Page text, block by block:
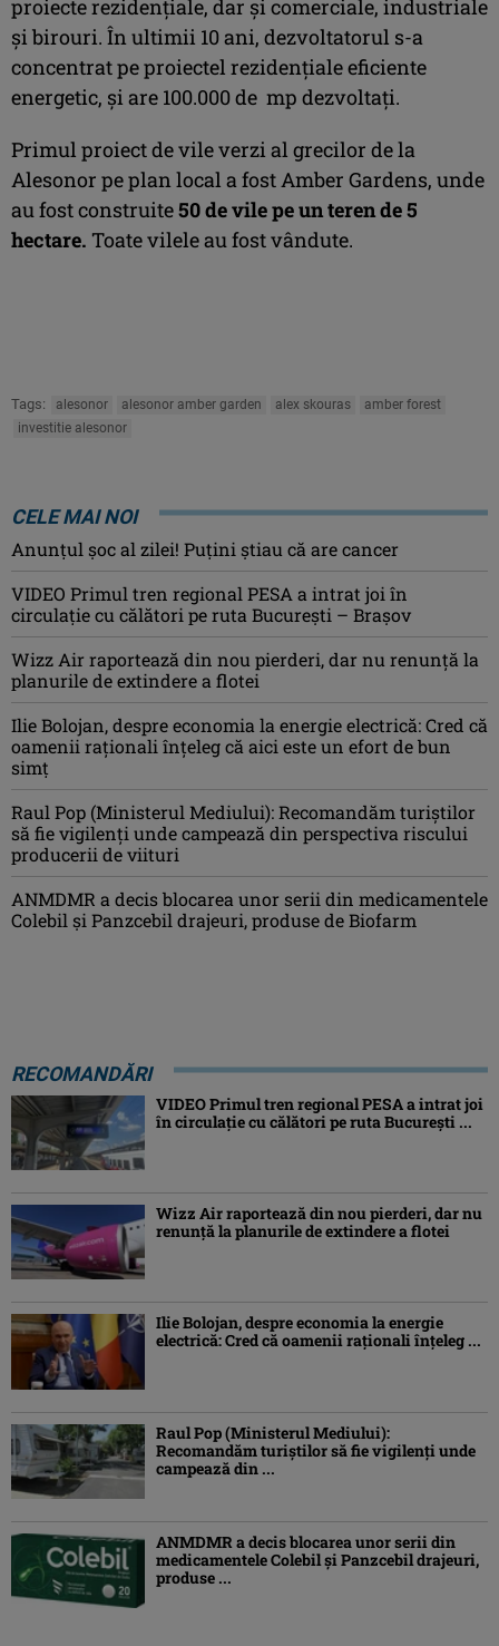
proiecte rezidențiale, dar și comerciale, industriale
și birouri. În ultimii 10 ani, dezvoltatorul s-a
concentrat pe proiectel rezidențiale eficiente
energetic, și are 100.000 de mp dezvoltați.
Primul proiect de vile verzi al grecilor de la
Alesonor pe plan local a fost Amber Gardens, unde
au fost construite50 de vile pe un teren de 5
hectare. Toate vilele au fost vândute.
Tags: alesonor alesonor amber garden alex skouras
amber forest
investitie alesonor
CELE MAI NOI
Anunţul şoc al zilei! Puţini ştiau că are cancer
VIDEO Primul tren regional PESA a intrat joi în
circulație cu călători pe ruta București – Brașov
Wizz Air raportează din nou pierderi, dar nu renunță la
planurile de extindere a flotei
Ilie Bolojan, despre economia la energie electrică: Cred că
oamenii raţionali înţeleg că aici este un efort de bun
simţ
Raul Pop (Ministerul Mediului): Recomandăm turiştilor
să fie vigilenţi unde campează din perspectiva riscului
producerii de viituri
ANMDMR a decis blocarea unor serii din medicamentele
Colebil și Panzcebil drajeuri, produse de Biofarm
RECOMANDĂRI
VIDEO Primul tren regional PESA a intrat joi
în circulație cu călători pe ruta București ...
Wizz Air raportează din nou pierderi, dar nu
renunță la planurile de extindere a flotei
Ilie Bolojan, despre economia la energie
electrică: Cred că oamenii raţionali înţeleg ...
Raul Pop (Ministerul Mediului):
Recomandăm turiştilor să fie vigilenţi unde
campează din ...
ANMDMR a decis blocarea unor serii din
medicamentele Colebil și Panzcebil drajeuri,
produse ...